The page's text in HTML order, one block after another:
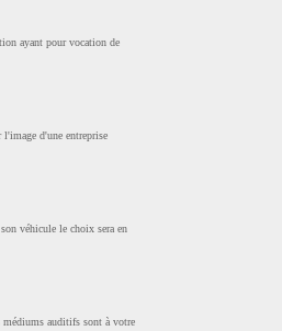
ayant pour vocation de
d'une entreprise
véhicule le choix sera en
médiums auditifs sont à votre